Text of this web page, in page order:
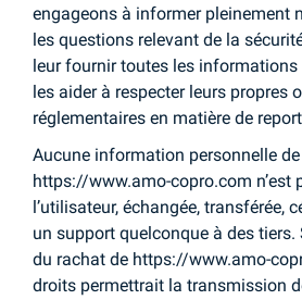
engageons à informer pleinement
les questions relevant de la
leur fournir toutes les informations
les aider à respecter leurs propres
réglementaires en matière de
Aucune information personnelle
https://www.amo-copro.com n’est
l’utilisateur, échangée, transférée,
un support quelconque à des tiers.
du rachat de https://www.amo-
droits permettrait la transmission